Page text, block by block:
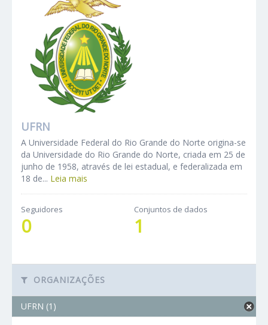
UFRN
A Universidade Federal do Rio Grande do Norte origina-se
da Universidade do Rio Grande do Norte, criada em 25 de
junho de 1958, através de lei estadual, e federalizada em
18 de... Leia mais
Seguidores
0
Conjuntos de dados
1
ORGANIZAÇÕES
UFRN (1)